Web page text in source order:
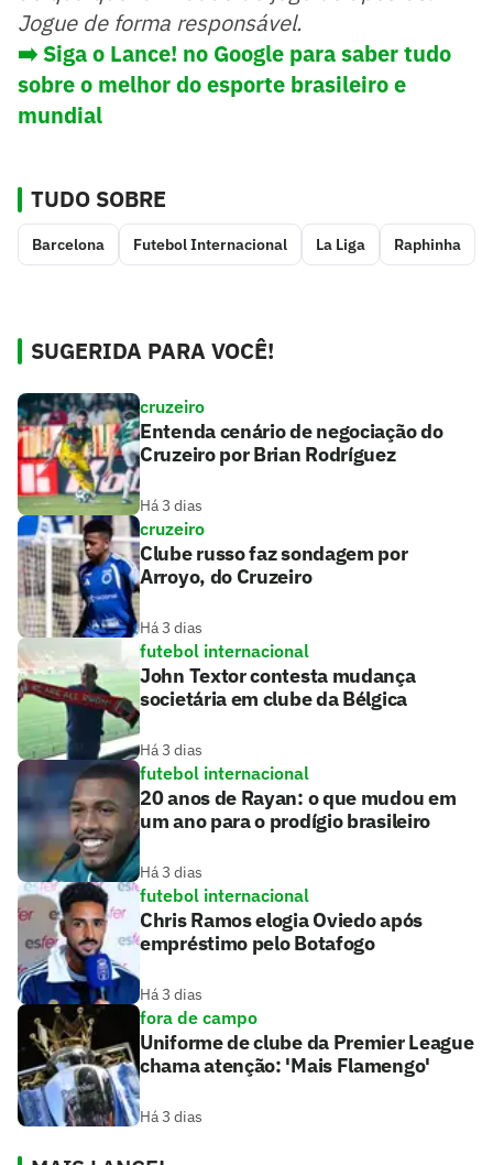
Jogue de forma responsável.
➡️ Siga o Lance! no Google para saber tudo
sobre o melhor do esporte brasileiro e
mundial
TUDO SOBRE
Barcelona Futebol Internacional La Liga Raphinha
SUGERIDA PARA VOCÊ!
cruzeiro
Entenda cenário de negociação do
Cruzeiro por Brian Rodríguez
Há 3 dias
cruzeiro
Clube russo faz sondagem por
Arroyo, do Cruzeiro
Há 3 dias
futebol internacional
John Textor contesta mudança
societária em clube da Bélgica
Há 3 dias
futebol internacional
20 anos de Rayan: o que mudou em
um ano para o prodígio brasileiro
Há 3 dias
futebol internacional
Chris Ramos elogia Oviedo após
empréstimo pelo Botafogo
Há 3 dias
fora de campo
Uniforme de clube da Premier League
chama atenção: 'Mais Flamengo'
Há 3 dias